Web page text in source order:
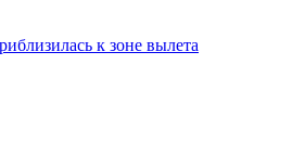
к зоне вылета